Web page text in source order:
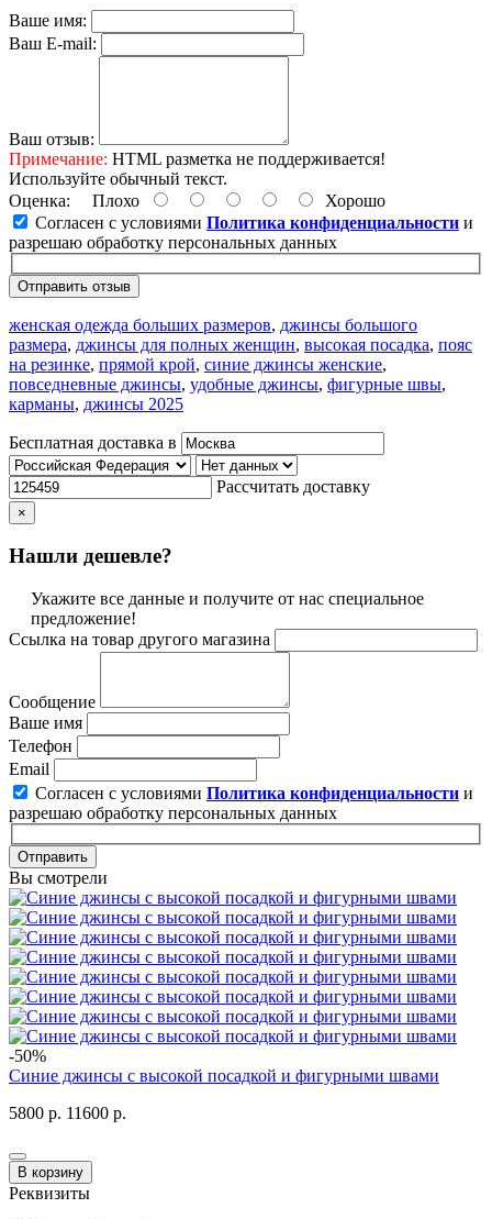
Ваше имя:
Ваш E-mail:
Ваш отзыв:
Примечание: HTML разметка не поддерживается!
Используйте обычный текст.
Оценка: Плохо
Хорошо
Согласен с условиями Политика конфиденциальности и
разрешаю обработку персональных данных
Отправить отзыв
женская одежда больших размеров, джинсы большого
размера, джинсы для полных женщин, высокая посадка, пояс
на резинке, прямой крой, синие джинсы женские,
повседневные джинсы, удобные джинсы, фигурные швы,
карманы, джинсы 2025
Бесплатная доставка в
Рассчитать доставку
×
Нашли дешевле?
Укажите все данные и получите от нас специальное
предложение!
Ссылка на товар другого магазина
Сообщение
Ваше имя
Телефон
Email
Согласен с условиями Политика конфиденциальности и
разрешаю обработку персональных данных
Отправить
Вы смотрели
-50%
Синие джинсы с высокой посадкой и фигурными швами
5800 р. 11600 р.
В корзину
Реквизиты